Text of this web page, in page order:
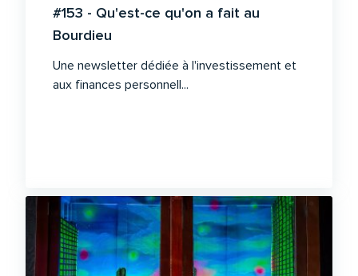
#153 - Qu'est-ce qu'on a fait au
Bourdieu
Une newsletter dédiée à l'investissement et
aux finances personnell...